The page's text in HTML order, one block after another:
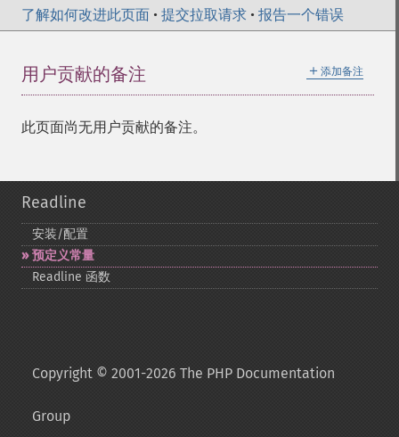
了解如何改进此页面 • 提交拉取请求 • 报告一个错误
＋ 添加备注
用户贡献的备注
此页面尚无用户贡献的备注。
Readline
安装/配置
预定义常量
Readline 函数
Copyright © 2001-2026 The PHP Documentation
Group